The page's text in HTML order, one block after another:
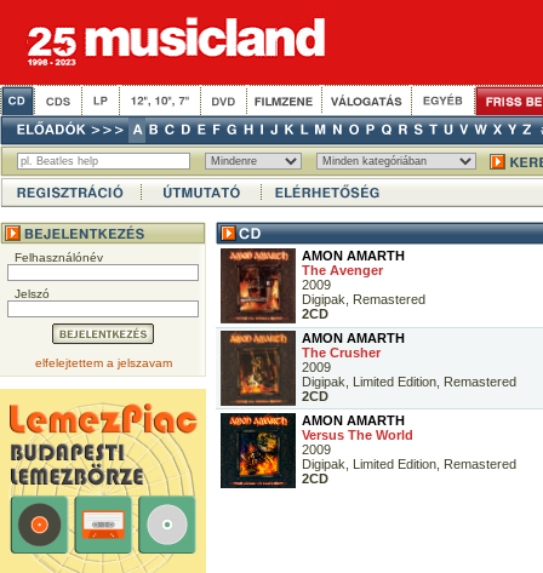
Felhasználónév
Jelszó
elfelejtettem a jelszavam
AMON AMARTH
The Avenger
2009
Digipak, Remastered
2CD
AMON AMARTH
The Crusher
2009
Digipak, Limited Edition, Remastered
2CD
AMON AMARTH
Versus The World
2009
Digipak, Limited Edition, Remastered
2CD